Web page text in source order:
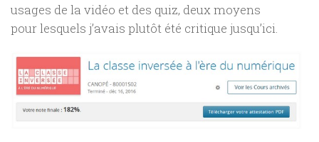
usages de la vidéo et des quiz, deux moyens
pour lesquels j’avais plutôt été critique jusqu’ici.